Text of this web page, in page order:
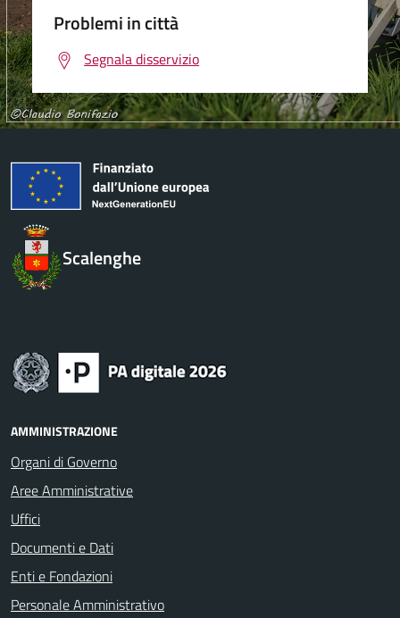
Problemi in città
Segnala disservizio
Scalenghe
AMMINISTRAZIONE
Organi di Governo
Aree Amministrative
Uffici
Documenti e Dati
Enti e Fondazioni
Personale Amministrativo